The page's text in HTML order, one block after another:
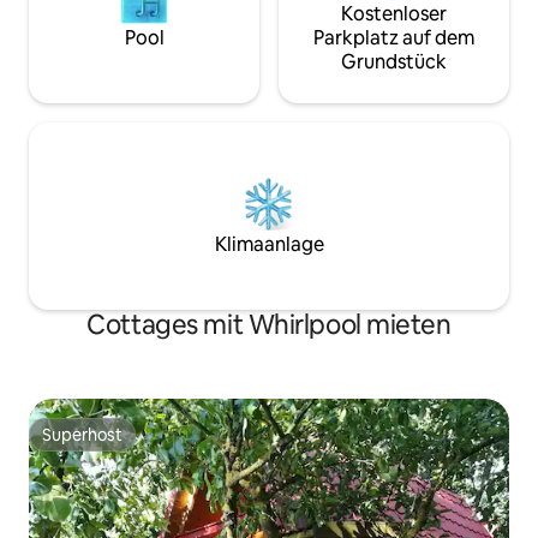
Pool
Kostenloser
Parkplatz auf dem
Grundstück
Klimaanlage
Cottages mit Whirlpool mieten
Superhost
Superhost